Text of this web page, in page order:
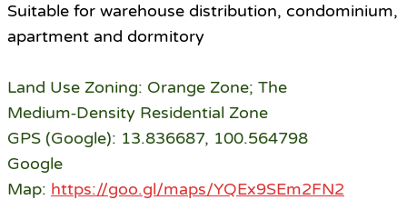
Suitable for warehouse distribution, condominium,
apartment and dormitory
Land Use Zoning: Orange Zone; The
Medium‑Density Residential Zone
GPS (Google): 13.836687, 100.564798
Google
Map: https://goo.gl/maps/YQEx9SEm2FN2